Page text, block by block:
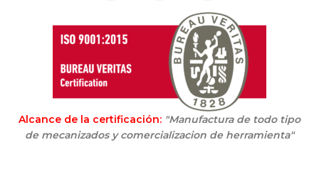
Alcance de la certificación: "Manufactura de todo tipo
de mecanizados y comercializacion de herramienta"